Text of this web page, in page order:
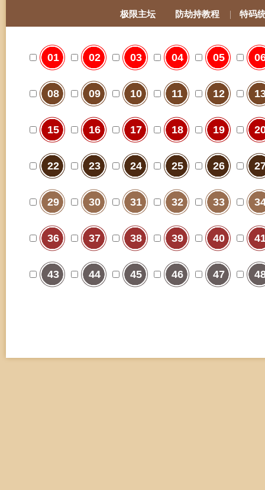
极限主坛 防劫持教程 特码
01 02 03 04 05
08 09 10 11 12
15 16 17 18 19
22 23 24 25 26
29 30 31 32 33
36 37 38 39 40
43 44 45 46 47